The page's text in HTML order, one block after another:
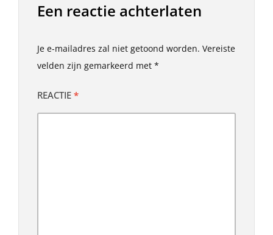
Een reactie achterlaten
Je e-mailadres zal niet getoond worden. Vereiste
velden zijn gemarkeerd met *
REACTIE *